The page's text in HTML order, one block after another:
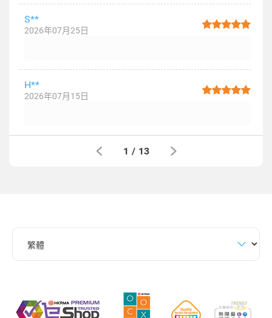
S**
2026年07月25日
H**
2026年07月15日
1 / 13